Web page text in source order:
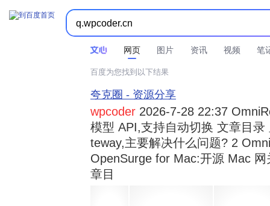
网页 图片 资讯 视频 笔
时间不限  所有网页和文件  站点内检索 
百度为您找到以下结果
夸克圈 - 资源分享
wpcoder 2026-7-28 22:37
模型 API,支持自动切换 文章目
teway,主要解决什么问题? 2
OpenSurge for Mac:开源 Mac
章目